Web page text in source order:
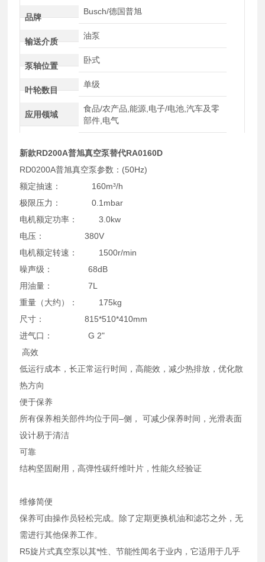
品牌
Busch/德国普旭
输送介质
油泵
泵轴位置
卧式
叶轮数目
单级
应用领域
食品/农产品,能源,电子/电池,汽车及零
部件,电气
新款RD200A普旭真空泵替代RA0160D
RD0200A普旭真空泵参数：(50Hz)
额定抽速： 160m³/h
极限压力： 0.1mbar
电机额定功率： 3.0kw
电压： 380V
电机额定转速： 1500r/min
噪声级： 68dB
用油量： 7L
重量（大约）： 175kg
尺寸： 815*510*410mm
进气口： G 2"
高效
低运行成本，长正常运行时间，高能效，减少热排放，优化散
热方向
便于保养
所有保养相关部件均位于同–侧， 可减少保养时间，光滑表面
设计易于清洁
可靠
结构坚固耐用，高弹性碳纤维叶片，性能久经验证
维修简便
保养可由操作员轻松完成。除了定期更换机油和滤芯之外，无
需进行其他保养工作。
R5旋片式真空泵以其*性、节能性闻名于业内，它适用于几乎